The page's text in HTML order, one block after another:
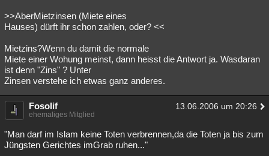
>>AberMietzinsen (Miete eines
Hauses) dürft ihr schon zahlen, oder? <<
Mietzins?Wenn du damit die normale
Miete einer Wohung meinst, dann heisst die Antwort ja. Wasdaran
ist denn "Zins" ? Unter
Zinsen verstehe ich etwas ganz anderes.
Fosolif 13.06.2006 um 20:26
ehemaliges Mitglied
"Man darf im Islam keine Toten verbrennen,da die Toten ja bis zum
Jüngsten Gerichtes imGrab ruhen..."